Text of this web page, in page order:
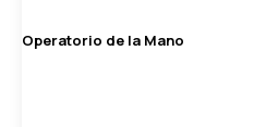
Operatorio de la Mano